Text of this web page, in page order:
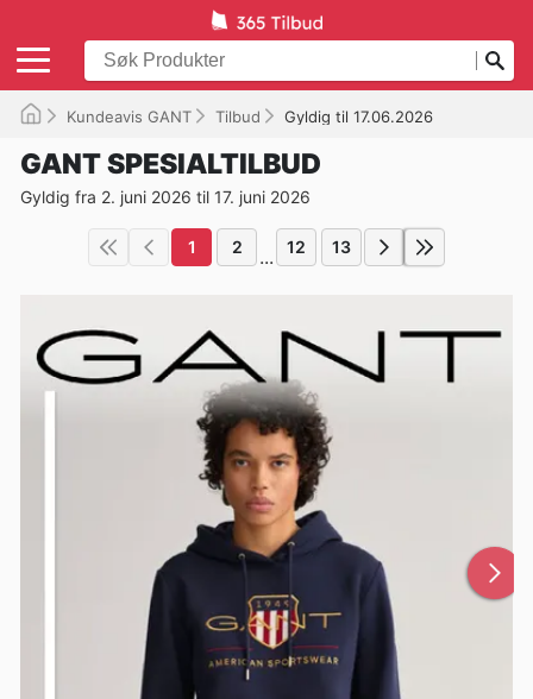
Kundeavis GANT Tilbud Gyldig til 17.06.2026
GANT SPESIALTILBUD
Gyldig fra 2. juni 2026 til 17. juni 2026
1 2 ... 12 13